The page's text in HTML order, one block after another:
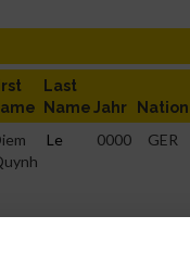
Last
NameJahr Nation
Le 0000 GER